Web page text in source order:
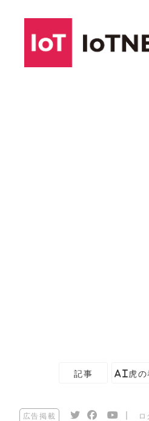
記事 AI虎の
広告掲載 ロ